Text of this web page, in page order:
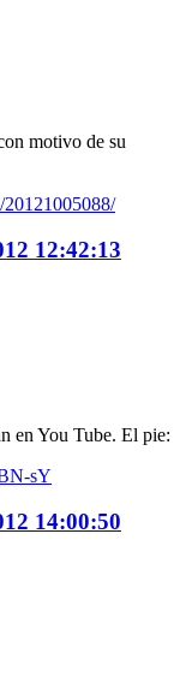
motivo de su
12:42:13
en You Tube. El pie:
sY
14:00:50